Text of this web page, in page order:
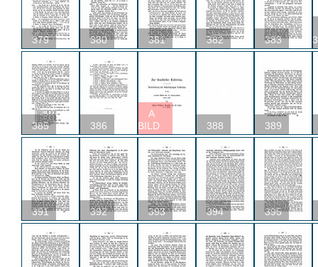
379 380 381 382 383
385 386
A
BILD
388 389
391 392 393 394 395